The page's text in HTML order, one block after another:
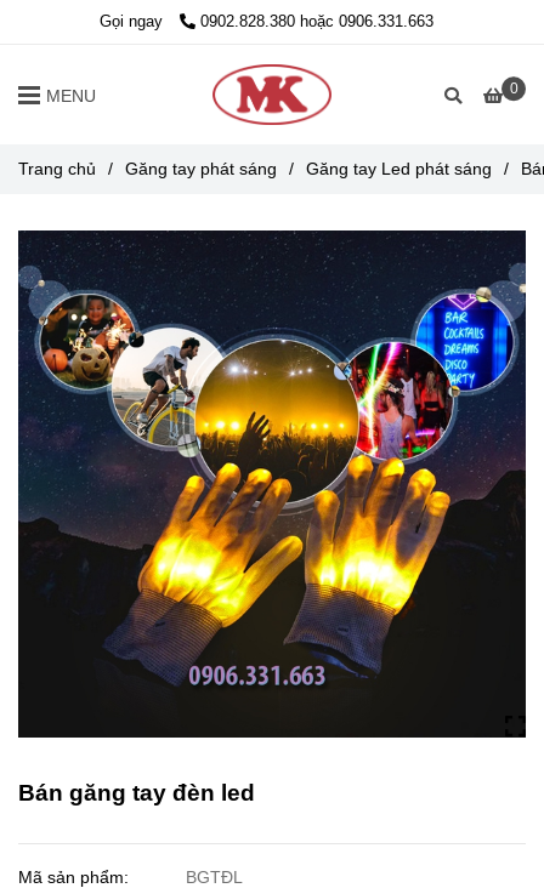
Gọi ngay 0902.828.380 hoặc 0906.331.663
0
MENU
Trang chủ / Găng tay phát sáng / Găng tay Led phát sáng /
Bán găng tay đèn led
Mã sản phẩm: BGTĐL